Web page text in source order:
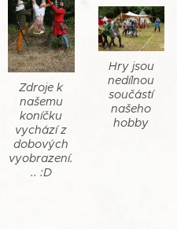
Zdroje k
našemu
koníčku
vychází z
dobových
vyobrazení.
.. :D
Hry jsou
nedílnou
součástí
našeho
hobby